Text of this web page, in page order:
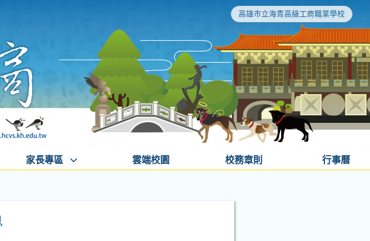
高雄市立海青高級工商職業學校
家長專區 雲端校園 校務章則 行事曆